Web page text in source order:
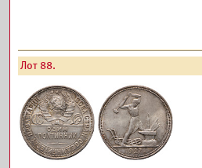
Лот 88.